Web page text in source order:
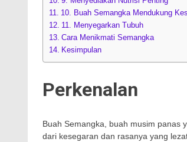
10. Buah Semangka Mendukung
11. Menyegarkan Tubuh
Cara Menikmati Semangka
Kesimpulan
Perkenalan
Buah Semangka, buah musim panas
dari kesegaran dan rasanya yang